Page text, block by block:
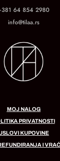
64 854 2980
info@tilaa.rs
MOJ NALOG
PRIVATNOSTI
KUPOVINE
I